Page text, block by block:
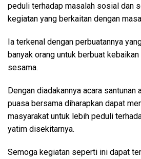
peduli terhadap masalah sosial dan
kegiatan yang berkaitan dengan
Ia terkenal dengan perbuatannya
banyak orang untuk berbuat
sesama.
Dengan diadakannya acara santunan
puasa bersama diharapkan dapat
masyarakat untuk lebih peduli
yatim disekitarnya.
Semoga kegiatan seperti ini dapat